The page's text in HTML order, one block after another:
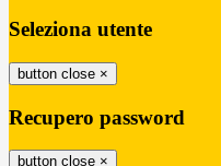
Seleziona utente
button close ×
Recupero password
button close ×